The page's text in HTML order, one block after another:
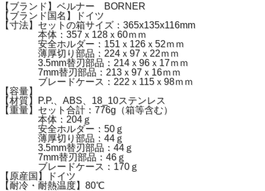
【ブランド】ベルナー BORNER
【ブランド国名】ドイツ
【寸法】セットの箱サイズ：365x135x116mm
本体：357ｘ128ｘ60ｍｍ
安全ホルダー：151ｘ126ｘ52ｍｍ
薄厚切り部品：224ｘ97ｘ22ｍｍ
3.5mm替刃部品：214ｘ96ｘ17ｍｍ
7mm替刃部品：213ｘ97ｘ16ｍｍ
ブレードケース：222ｘ115ｘ98ｍｍ
【容量】
【材質】P.P.、ABS、18_10ステンレス
【重量】セット合計：776g（箱等含む）
本体：204ｇ
安全ホルダー：50ｇ
薄厚切り部品：44ｇ
3.5mm替刃部品：44ｇ
7mm替刃部品：46ｇ
ブレードケース：170ｇ
【原産国】ドイツ
【耐冷・耐熱温度】80℃